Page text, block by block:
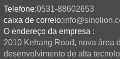
Telefone:0531-88602653
caixa de correio:
O endereço da empresa :
2010 Kehang Road, nova área
desenvolvimento de alta